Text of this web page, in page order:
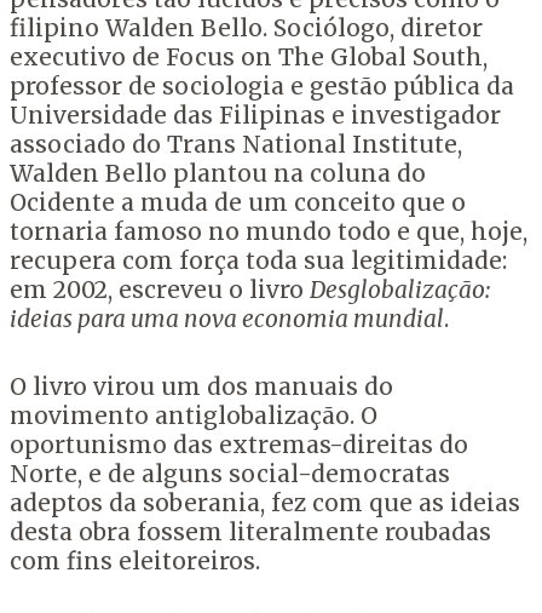
filipino Walden Bello. Sociólogo, diretor
executivo de Focus on The Global South,
professor de sociologia e gestão pública da
Universidade das Filipinas e investigador
associado do Trans National Institute,
Walden Bello plantou na coluna do
Ocidente a muda de um conceito que o
tornaria famoso no mundo todo e que, hoje,
recupera com força toda sua legitimidade:
em 2002, escreveu o livro Desglobalização:
ideias para uma nova economia mundial.
O livro virou um dos manuais do
movimento antiglobalização. O
oportunismo das extremas-direitas do
Norte, e de alguns social-democratas
adeptos da soberania, fez com que as ideias
desta obra fossem literalmente roubadas
com fins eleitoreiros.